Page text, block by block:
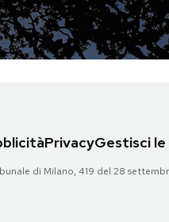
PrivacyGestisci
di Milano, 419 del 28